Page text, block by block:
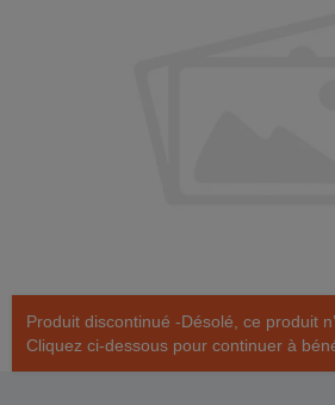
Produit discontinué -Désolé, ce produit
Cliquez ci-dessous pour continuer à